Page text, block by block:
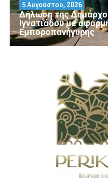
Δήλωση της
Ιγνατιάδου με
Εμποροπανήγυρης
5 Αυγούστου, 2026